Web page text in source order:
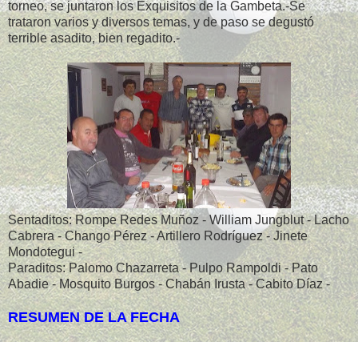
torneo, se juntaron los Exquisitos de la Gambeta.-Se
trataron varios y diversos temas, y de paso se degustó
terrible asadito, bien regadito.-
Sentaditos: Rompe Redes Muñoz - William Jungblut - Lacho
Cabrera - Chango Pérez - Artillero Rodríguez - Jinete
Mondotegui -
Paraditos: Palomo Chazarreta - Pulpo Rampoldi - Pato
Abadie - Mosquito Burgos - Chabán Irusta - Cabito Díaz -
RESUMEN DE LA FECHA